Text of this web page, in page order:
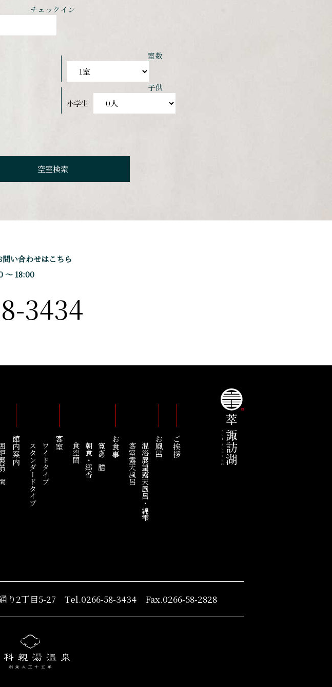
チェックイン
室数
子供
小学生
問い合わせはこちら
〜 18:00
3434
ご挨拶
お風呂
混浴展望露天風呂・綿雫
客室露天風呂
お食事
寛ぎの膳
朝食・郷香
食空間
客室
ワイドタイプ
スタンダードタイプ
館内案内
の間
り2丁目5-27 Tel.0266-58-3434 Fax.0266-58-2828